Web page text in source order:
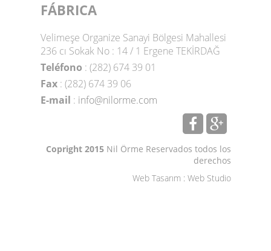
FÁBRICA
Velimeşe Organize Sanayi Bölgesi Mahallesi
236 cı Sokak No : 14 / 1 Ergene TEKİRDAĞ
Teléfono : (282) 674 39 01
Fax: (282) 674 39 06
E-mail : info@nilorme.com
Copright 2015Nil Örme Reservados todos los
derechos
Web Tasarım: Web Studio